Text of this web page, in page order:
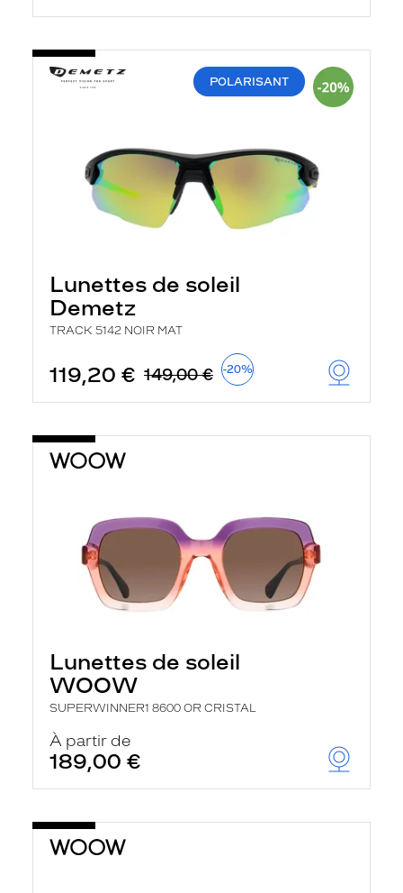
POLARISANT
Lunettes de soleil
Demetz
TRACK 5142 NOIR MAT
119,20 € 149,00 € -20%
Lunettes de soleil
WOOW
SUPERWINNER1 8600 OR CRISTAL
À partir de
189,00 €